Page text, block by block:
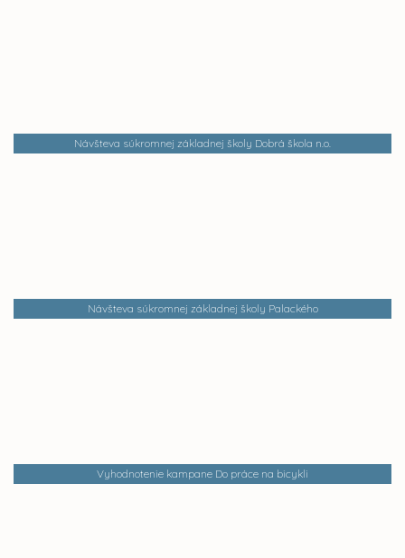
Návšteva súkromnej základnej školy Dobrá škola n.o.
Návšteva súkromnej základnej školy Palackého
Vyhodnotenie kampane Do práce na bicykli